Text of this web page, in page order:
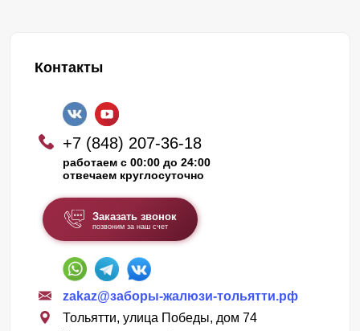
Контакты
+7 (848) 207-36-18
работаем с 00:00 до 24:00
отвечаем круглосуточно
Заказать звонок
позвоним за наш счет
zakaz@заборы-жалюзи-тольятти.рф
Тольятти, улица Победы, дом 74